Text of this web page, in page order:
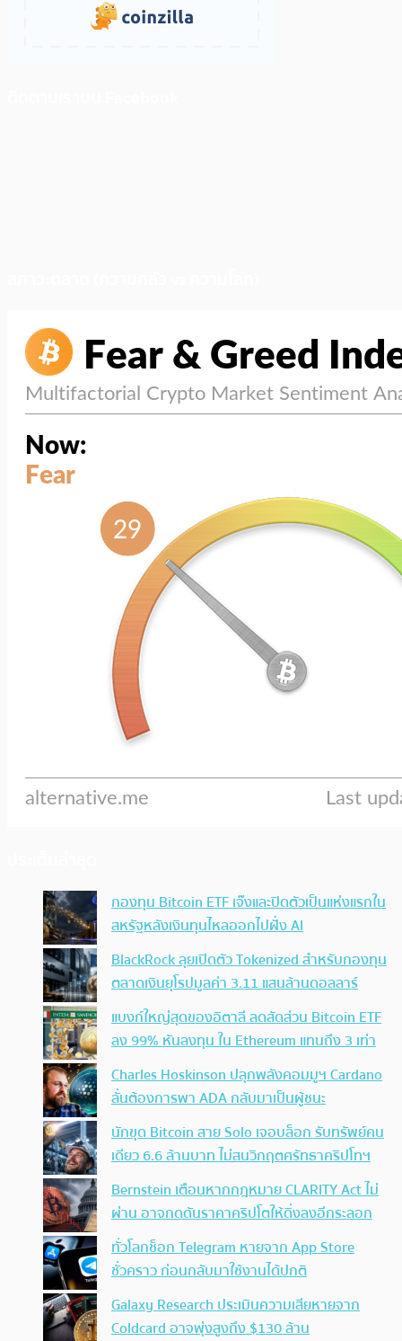
กองทุน Bitcoin ETF เจ๊งและปิดตัวเป็นแห่งแรกใน
สหรัฐหลังเงินทุนไหลออกไปฝั่ง AI
BlackRock ลุยเปิดตัว Tokenized สำหรับกองทุน
ตลาดเงินยุโรปมูลค่า 3.11 แสนล้านดอลลาร์
แบงก์ใหญ่สุดของอิตาลี ลดสัดส่วน Bitcoin ETF
ลง 99% หันลงทุน ใน Ethereum แทนถึง 3 เท่า
Charles Hoskinson ปลุกพลังคอมมูฯ Cardano
ลั่นต้องการพา ADA กลับมาเป็นผู้ชนะ
นักขุด Bitcoin สาย Solo เจอบล็อก รับทรัพย์คน
เดียว 6.6 ล้านบาท ไม่สนวิกฤตศรัทธาคริปโทฯ
Bernstein เตือนหากกฎหมาย CLARITY Act ไม่
ผ่าน อาจกดดันราคาคริปโตให้ดิ่งลงอีกระลอก
ทั่วโลกช็อก Telegram หายจาก App Store
ชั่วคราว ก่อนกลับมาใช้งานได้ปกติ
Galaxy Research ประเมินความเสียหายจาก
Coldcard อาจพุ่งสูงถึง $130 ล้าน